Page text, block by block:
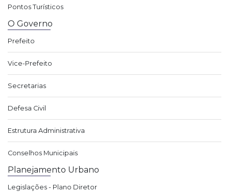
Pontos Turísticos
O Governo
Prefeito
Vice-Prefeito
Secretarias
Defesa Civil
Estrutura Administrativa
Conselhos Municipais
Planejamento Urbano
Legislações - Plano Diretor